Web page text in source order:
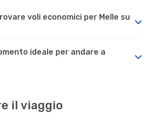
voli economici per Melle su
ideale per andare a
il viaggio